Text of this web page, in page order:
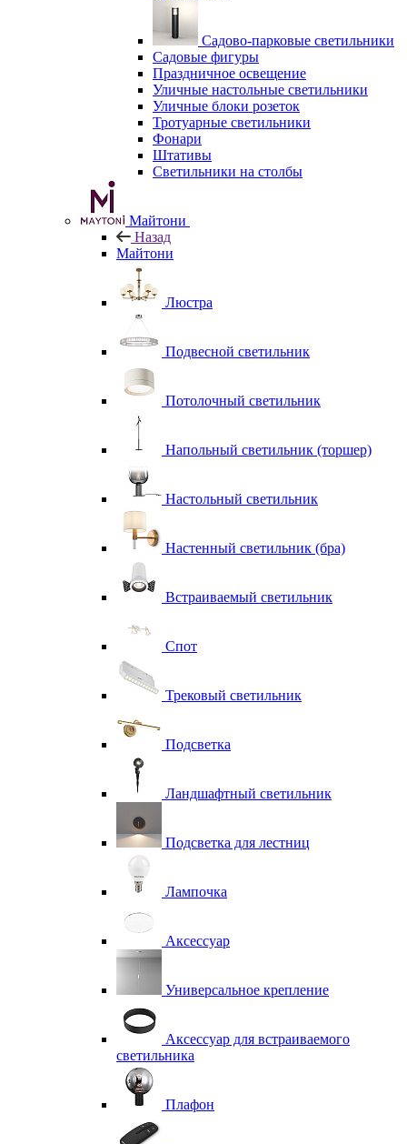
Садово-парковые светильники
Садовые фигуры
Праздничное освещение
Уличные настольные светильники
Уличные блоки розеток
Тротуарные светильники
Фонари
Штативы
Светильники на столбы
Майтони
Назад
Майтони
Люстра
Подвесной светильник
Потолочный светильник
Напольный светильник (торшер)
Настольный светильник
Настенный светильник (бра)
Встраиваемый светильник
Спот
Трековый светильник
Подсветка
Ландшафтный светильник
Подсветка для лестниц
Лампочка
Аксессуар
Универсальное крепление
Аксессуар для встраиваемого
светильника
Плафон